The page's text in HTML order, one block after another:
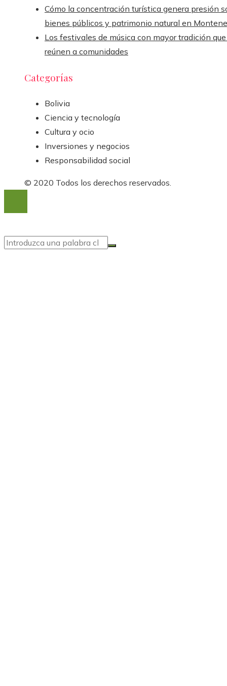
Cómo la concentración turística genera presión
bienes públicos y patrimonio natural en
Los festivales de música con mayor tradición
reúnen a comunidades
Categorías
Bolivia
Ciencia y tecnología
Cultura y ocio
Inversiones y negocios
Responsabilidad social
© 2020 Todos los derechos reservados.